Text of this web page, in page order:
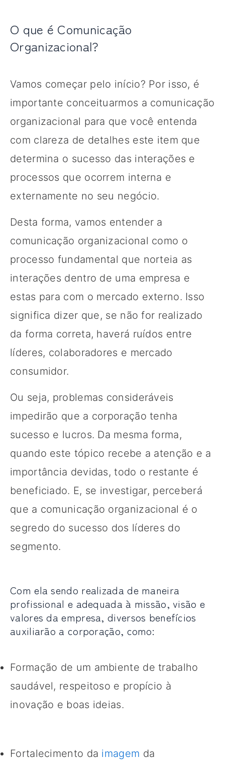
O que é Comunicação
Organizacional?
Vamos começar pelo início? Por isso, é
importante conceituarmos a comunicação
organizacional para que você entenda
com clareza de detalhes este item que
determina o sucesso das interações e
processos que ocorrem interna e
externamente no seu negócio.
Desta forma, vamos entender a
comunicação organizacional como o
processo fundamental que norteia as
interações dentro de uma empresa e
estas para com o mercado externo. Isso
significa dizer que, se não for realizado
da forma correta, haverá ruídos entre
líderes, colaboradores e mercado
consumidor.
Ou seja, problemas consideráveis
impedirão que a corporação tenha
sucesso e lucros. Da mesma forma,
quando este tópico recebe a atenção e a
importância devidas, todo o restante é
beneficiado. E, se investigar, perceberá
que a comunicação organizacional é o
segredo do sucesso dos líderes do
segmento.
Com ela sendo realizada de maneira
profissional e adequada à missão, visão e
valores da empresa, diversos benefícios
auxiliarão a corporação, como:
Formação de um ambiente de trabalho
saudável, respeitoso e propício à
inovação e boas ideias.
Fortalecimento da imagem da